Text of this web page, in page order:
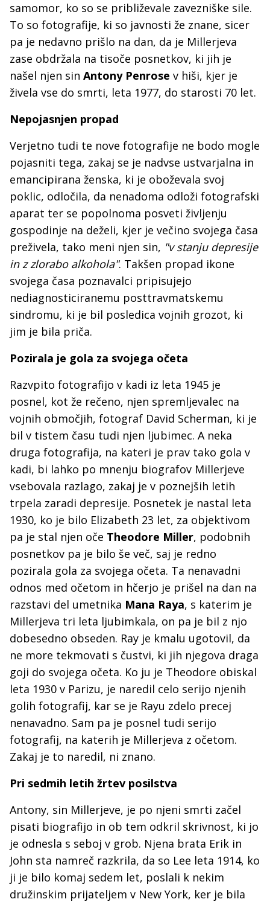
samomor, ko so se približevale zavezniške sile.
To so fotografije, ki so javnosti že znane, sicer
pa je nedavno prišlo na dan, da je Millerjeva
zase obdržala na tisoče posnetkov, ki jih je
našel njen sin Antony Penrose v hiši, kjer je
živela vse do smrti, leta 1977, do starosti 70 let.
Nepojasnjen propad
Verjetno tudi te nove fotografije ne bodo mogle
pojasniti tega, zakaj se je nadvse ustvarjalna in
emancipirana ženska, ki je oboževala svoj
poklic, odločila, da nenadoma odloži fotografski
aparat ter se popolnoma posveti življenju
gospodinje na deželi, kjer je večino svojega časa
preživela, tako meni njen sin, "v stanju depresije
in z zlorabo alkohola". Takšen propad ikone
svojega časa poznavalci pripisujejo
nediagnosticiranemu posttravmatskemu
sindromu, ki je bil posledica vojnih grozot, ki
jim je bila priča.
Pozirala je gola za svojega očeta
Razvpito fotografijo v kadi iz leta 1945 je
posnel, kot že rečeno, njen spremljevalec na
vojnih območjih, fotograf David Scherman, ki je
bil v tistem času tudi njen ljubimec. A neka
druga fotografija, na kateri je prav tako gola v
kadi, bi lahko po mnenju biografov Millerjeve
vsebovala razlago, zakaj je v poznejših letih
trpela zaradi depresije. Posnetek je nastal leta
1930, ko je bilo Elizabeth 23 let, za objektivom
pa je stal njen oče Theodore Miller, podobnih
posnetkov pa je bilo še več, saj je redno
pozirala gola za svojega očeta. Ta nenavadni
odnos med očetom in hčerjo je prišel na dan na
razstavi del umetnika Mana Raya, s katerim je
Millerjeva tri leta ljubimkala, on pa je bil z njo
dobesedno obseden. Ray je kmalu ugotovil, da
ne more tekmovati s čustvi, ki jih njegova draga
goji do svojega očeta. Ko ju je Theodore obiskal
leta 1930 v Parizu, je naredil celo serijo njenih
golih fotografij, kar se je Rayu zdelo precej
nenavadno. Sam pa je posnel tudi serijo
fotografij, na katerih je Millerjeva z očetom.
Zakaj je to naredil, ni znano.
Pri sedmih letih žrtev posilstva
Antony, sin Millerjeve, je po njeni smrti začel
pisati biografijo in ob tem odkril skrivnost, ki jo
je odnesla s seboj v grob. Njena brata Erik in
John sta namreč razkrila, da so Lee leta 1914, ko
ji je bilo komaj sedem let, poslali k nekim
družinskim prijateljem v New York, ker je bila